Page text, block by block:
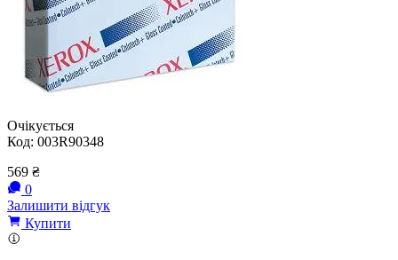
Очікується
Код: 003R90348
569 ₴
0
Залишити відгук
Купити